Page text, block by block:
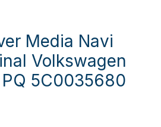
Media Navi
Volkswagen
PQ 5C0035680